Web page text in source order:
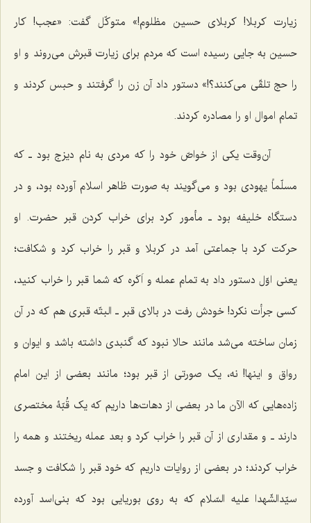
زیارت کربلا! کربلای حسین مظلوم!» متوکّل گفت: «عجب! کار
حسین به جایی رسیده است که مردم برای زیارت قبرش می‌روند و او
را حج تلقّی می‌کنند؟!» دستور داد آن زن را گرفتند و حبس کردند و
تمام اموال او را مصادره کردند.
آن‌وقت یکی از خواصّ خود را که مردی به نام دیزج بود ـ که
مسلّماً یهودی بود و می‌گویند به صورت ظاهر اسلام آورده بود، و در
دستگاه خلیفه بود ـ مأمور کرد برای خراب کردن قبر حضرت. او
حرکت کرد با جماعتی آمد در کربلا و قبر را خراب کرد و شکافت؛
یعنی اوّل دستور داد به تمام عمله و اَکَره که شما قبر را خراب کنید،
کسی جرأت نکرد! خودش رفت در بالای قبر ـ البتّه قبری هم که در آن
زمان ساخته می‌شد مانند حالا نبود که گنبدی داشته باشد و ایوان و
رواق و اینها! نه، یک صورتی از قبر بود؛ مانند بعضی از این امام
زاده‌هایی که الآن ما در بعضی از دهات‌ها داریم که یک قُبّۀ مختصری
دارند ـ و مقداری از آن قبر را خراب کرد و بعد عمله ریختند و همه را
خراب کردند؛ در بعضی از روایات داریم که خود قبر را شکافت و جسد
سیّدالشّهدا علیه السّلام که به روی بوریایی بود که بنی‌اسد آورده